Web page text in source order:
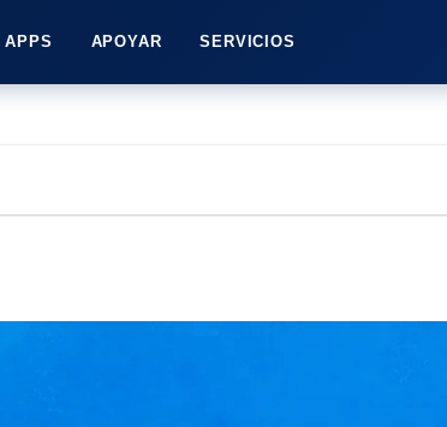
APPS APOYAR SERVICIOS